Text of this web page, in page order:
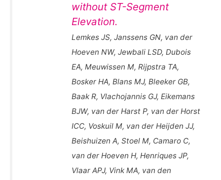
without ST-Segment
Elevation.
Lemkes JS, Janssens GN, van der
Hoeven NW, Jewbali LSD, Dubois
EA, Meuwissen M, Rijpstra TA,
Bosker HA, Blans MJ, Bleeker GB,
Baak R, Vlachojannis GJ, Eikemans
BJW, van der Harst P, van der Horst
ICC, Voskuil M, van der Heijden JJ,
Beishuizen A, Stoel M, Camaro C,
van der Hoeven H, Henriques JP,
Vlaar APJ, Vink MA, van den